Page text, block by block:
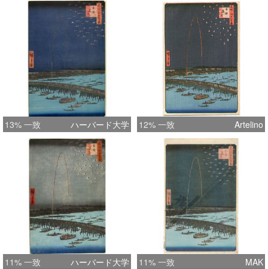
13% 一致 ハーバード大学 12% 一致 Artelino
11% 一致 ハーバード大学 11% 一致 MAK